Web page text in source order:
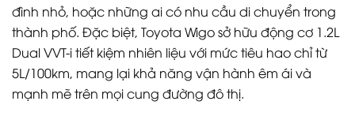
đình nhỏ, hoặc những ai có nhu cầu di chuyển trong
thành phố. Đặc biệt, Toyota Wigo sở hữu động cơ 1.2L
Dual VVT-i tiết kiệm nhiên liệu với mức tiêu hao chỉ từ
5L/100km, mang lại khả năng vận hành êm ái và
mạnh mẽ trên mọi cung đường đô thị.